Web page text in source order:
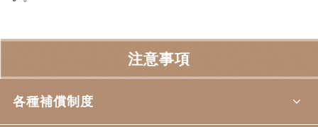
注意事項
各種補償制度